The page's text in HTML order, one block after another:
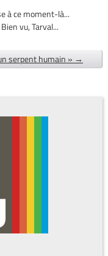
à ce moment-là...
vu, Tarval...
serpent humain » →